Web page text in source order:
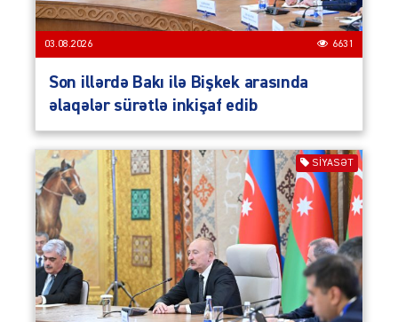
03.08.2026 6631
Son illərdə Bakı ilə Bişkek arasında
əlaqələr sürətlə inkişaf edib
SIYASƏT